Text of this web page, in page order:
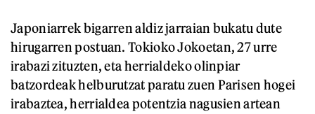
Japoniarrek bigarren aldiz jarraian bukatu dute
hirugarren postuan. Tokioko Jokoetan, 27 urre
irabazi zituzten, eta herrialdeko olinpiar
batzordeak helburutzat paratu zuen Parisen hogei
irabaztea, herrialdea potentzia nagusien artean